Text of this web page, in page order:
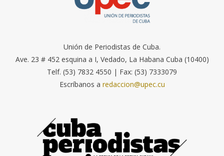
Unión de Periodistas de Cuba.
Ave. 23 # 452 esquina a I, Vedado, La Habana Cuba (10400)
Telf. (53) 7832 4550 | Fax: (53) 7333079
Escríbanos a redaccion@upec.cu